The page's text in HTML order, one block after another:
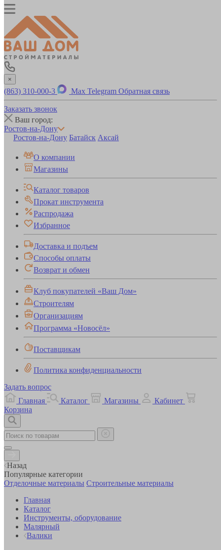
×
(863) 310-000-3 Max Telegram Обратная связь
Заказать звонок
Ваш город:
Ростов-на-Дону
Ростов-на-Дону Батайск Аксай
О компании
Магазины
Каталог товаров
Прокат инструмента
Распродажа
Избранное
Доставка и подъем
Способы оплаты
Возврат и обмен
Клуб покупателей «Ваш Дом»
Строителям
Организациям
Программа «Новосёл»
Поставщикам
Политика конфиденциальности
Задать вопрос
Главная
Каталог Магазины
Кабинет
Корзина
Назад
Популярные категории
Отделочные материалы Строительные материалы
Главная
Каталог
Инструменты, оборудование
Малярный
Валики